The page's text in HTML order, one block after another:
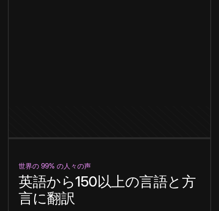
世界の 99% の人々の声
英語から150以上の言語と方
言に翻訳